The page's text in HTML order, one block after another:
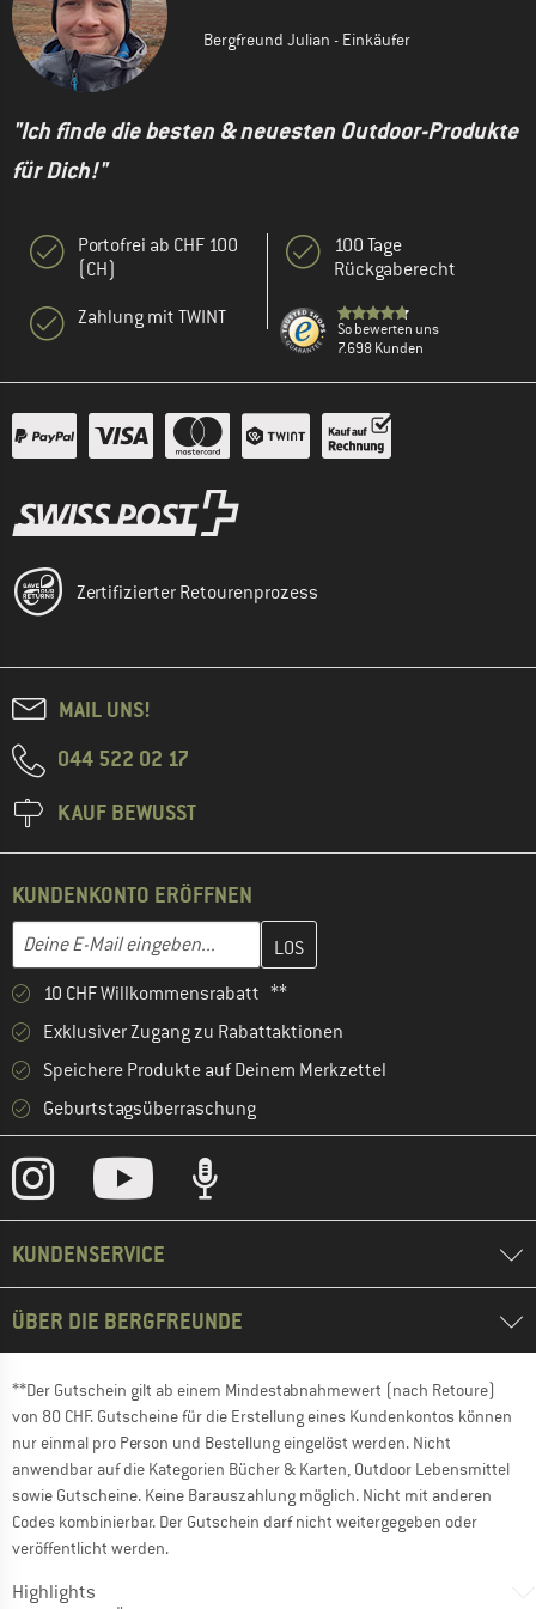
Bergfreund Julian - Einkäufer
"Ich finde die besten & neuesten Outdoor-Produkte
für Dich!"
Portofrei ab CHF 100
(CH)
Zahlung mit TWINT
100 Tage
Rückgaberecht
So bewerten uns
7.698 Kunden
Zertifizierter Retourenprozess
MAIL UNS!
044 522 02 17
KAUF BEWUSST
KUNDENKONTO ERÖFFNEN
E-Mail-Adresse
Gib hier deine E-Mail-Adresse ein und erstelle im nächsten
10 CHF Willkommensrabatt **
Exklusiver Zugang zu Rabattaktionen
Speichere Produkte auf Deinem Merkzettel
Geburtstagsüberraschung
KUNDENSERVICE
ÜBER DIE BERGFREUNDE
**Der Gutschein gilt ab einem Mindestabnahmewert (nach Retoure)
von 80 CHF. Gutscheine für die Erstellung eines Kundenkontos können
nur einmal pro Person und Bestellung eingelöst werden. Nicht
anwendbar auf die Kategorien Bücher & Karten, Outdoor Lebensmittel
sowie Gutscheine. Keine Barauszahlung möglich. Nicht mit anderen
Codes kombinierbar. Der Gutschein darf nicht weitergegeben oder
veröffentlicht werden.
Highlights